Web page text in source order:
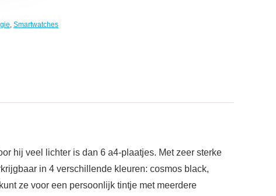
, Smartwatches
hij veel lichter is dan 6 a4-plaatjes. Met zeer sterke
in 4 verschillende kleuren: cosmos black,
ze voor een persoonlijk tintje met meerdere